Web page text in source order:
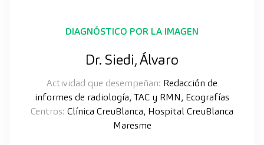
DIAGNÓSTICO POR LA IMAGEN
Dr. Siedi, Álvaro
Actividad que desempeñan: Redacción de
informes de radiología, TAC y RMN, Ecografías
Centros: Clínica CreuBlanca, Hospital CreuBlanca
Maresme